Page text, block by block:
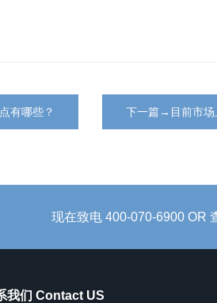
有哪些？ 下一篇→目前市场
现在致电 400-070-6900 OR
我们 Contact US